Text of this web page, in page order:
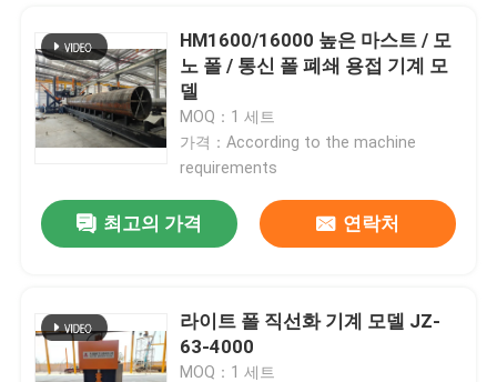
HM1600/16000 높은 마스트 / 모
노 폴 / 통신 폴 폐쇄 용접 기계 모
델
MOQ：1 세트
가격：According to the machine
requirements
최고의 가격 연락처
라이트 폴 직선화 기계 모델 JZ-
63-4000
MOQ：1 세트